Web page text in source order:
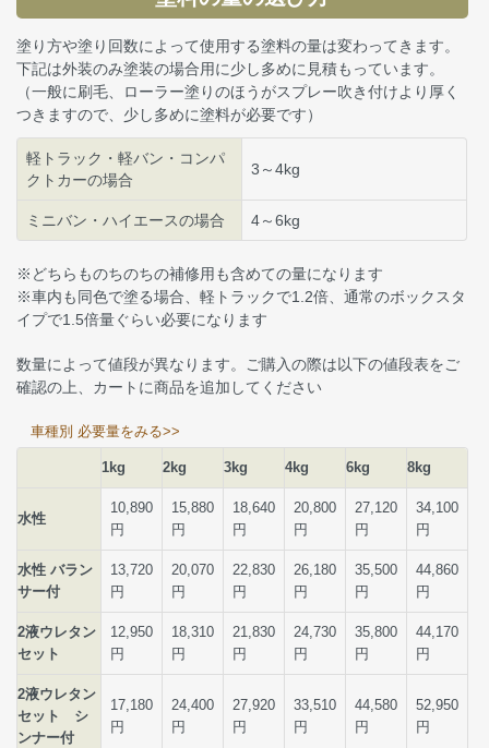
塗り方や塗り回数によって使用する塗料の量は変わってきます。
下記は外装のみ塗装の場合用に少し多めに見積もっています。
（一般に刷毛、ローラー塗りのほうがスプレー吹き付けより厚く
つきますので、少し多めに塗料が必要です）
軽トラック・軽バン・コンパ
クトカーの場合
3～4kg
ミニバン・ハイエースの場合 4～6kg
※どちらものちのちの補修用も含めての量になります
※車内も同色で塗る場合、軽トラックで1.2倍、通常のボックスタ
イプで1.5倍量ぐらい必要になります
数量によって値段が異なります。ご購入の際は以下の値段表をご
確認の上、カートに商品を追加してください
車種別 必要量をみる>>